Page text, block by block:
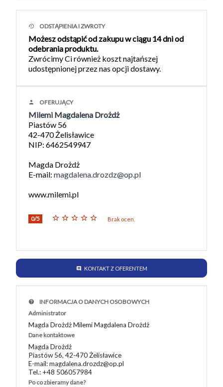
ODSTĄPIENIA I ZWROTY
Możesz odstąpić od zakupu w ciągu 14 dni od
odebrania produktu.
Zwrócimy Ci również koszt najtańszej
udostępnionej przez nas opcji dostawy.
OFERUJĄCY
Milemi Magdalena Drożdż
Piastów 56
42-470 Żelisławice
NIP: 6462549947
Magda Drożdż
E-mail: magdalena.drozdz@op.pl
www.milemi.pl
0/5 Brak ocen.
KONTAKT Z OFERENTEM
INFORMACJA O DANYCH OSOBOWYCH
Administrator
Magda Drożdż Milemi Magdalena Drożdż
Dane kontaktowe
Magda Drożdż
Piastów 56, 42-470 Żelisławice
E-mail: magdalena.drozdz@op.pl
Tel.: +48 506057984
Po co zbieramy dane?